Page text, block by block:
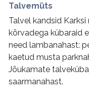
Talvemüts
Talvel kandsid
kõrvadega kübaraid
need lambanahast:
kaetud musta
Jõukamate
saarmanahast.